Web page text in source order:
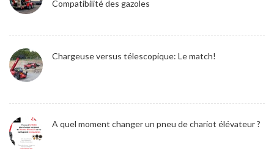
Compatibilité des gazoles
Chargeuse versus télescopique: Le match!
A quel moment changer un pneu de chariot élévateur ?